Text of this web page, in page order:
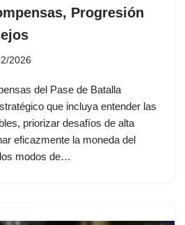
Progresión
2026
del Pase de Batalla
que incluya entender las
priorizar desafíos de alta
eficazmente la moneda del
modos de…